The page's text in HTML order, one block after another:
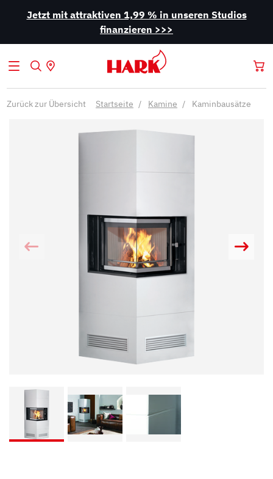
Jetzt mit attraktiven 1,99 % in unseren Studios
finanzieren >>>
Zurück zur Übersicht Startseite Kamine Kaminbausätze